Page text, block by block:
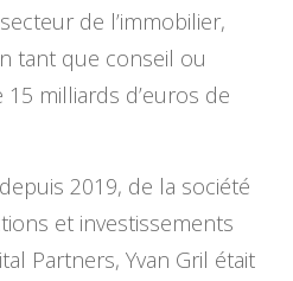
de l’immobilier,
tant que conseil ou
milliards d’euros de
2019, de la société
et investissements
Partners, Yvan Gril était